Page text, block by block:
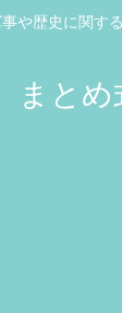
や歴史に関す
まと